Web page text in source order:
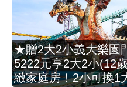
★贈2大2小義大樂園
5222元享2大2小(12
緻家庭房！2小可換1